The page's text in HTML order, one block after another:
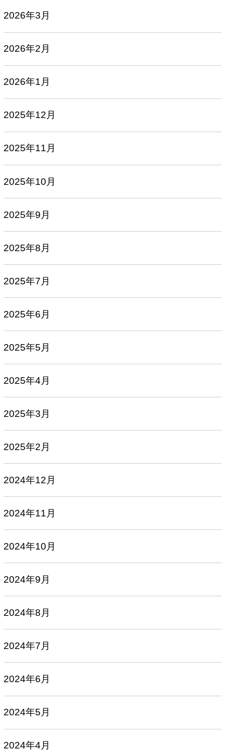
2026年3月
2026年2月
2026年1月
2025年12月
2025年11月
2025年10月
2025年9月
2025年8月
2025年7月
2025年6月
2025年5月
2025年4月
2025年3月
2025年2月
2024年12月
2024年11月
2024年10月
2024年9月
2024年8月
2024年7月
2024年6月
2024年5月
2024年4月